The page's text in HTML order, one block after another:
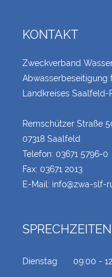
KONTAKT
Zweckverband
Abwasserbeseitigung
Landkreises
Remschützer Straße
07318 Saalfeld
Telefon:03671 5796-0
Fax: 03671 2013
E-Mail: info@zwa-slf-
SPRECHZEITEN
Dienstag 09:00 -